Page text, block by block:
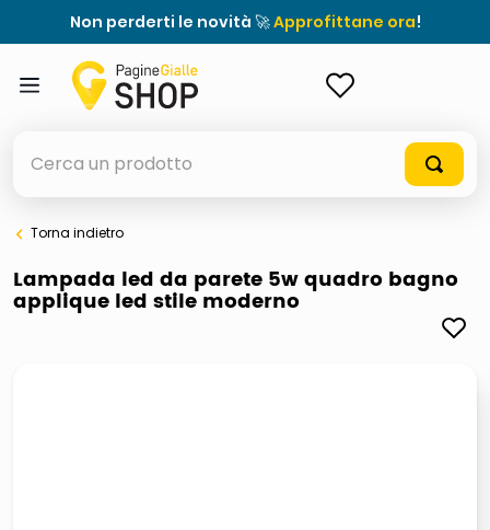
Non perderti le novità 🚀Approfittane ora!
elenchi telefonici
orologio parete
Torna indietro
Lampada led da parete 5w quadro bagno
applique led stile moderno